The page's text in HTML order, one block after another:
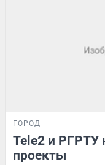
ГОРОД
Tele2 и РГРТУ
проекты